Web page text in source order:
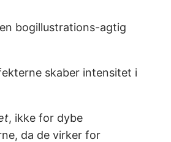
bogillustrations-agtig
skaber intensitet i
, ikke for dybe
da de virker for